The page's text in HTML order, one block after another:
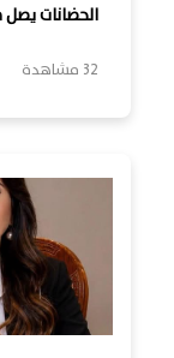
الحضانات يصل
32 مشاهدة